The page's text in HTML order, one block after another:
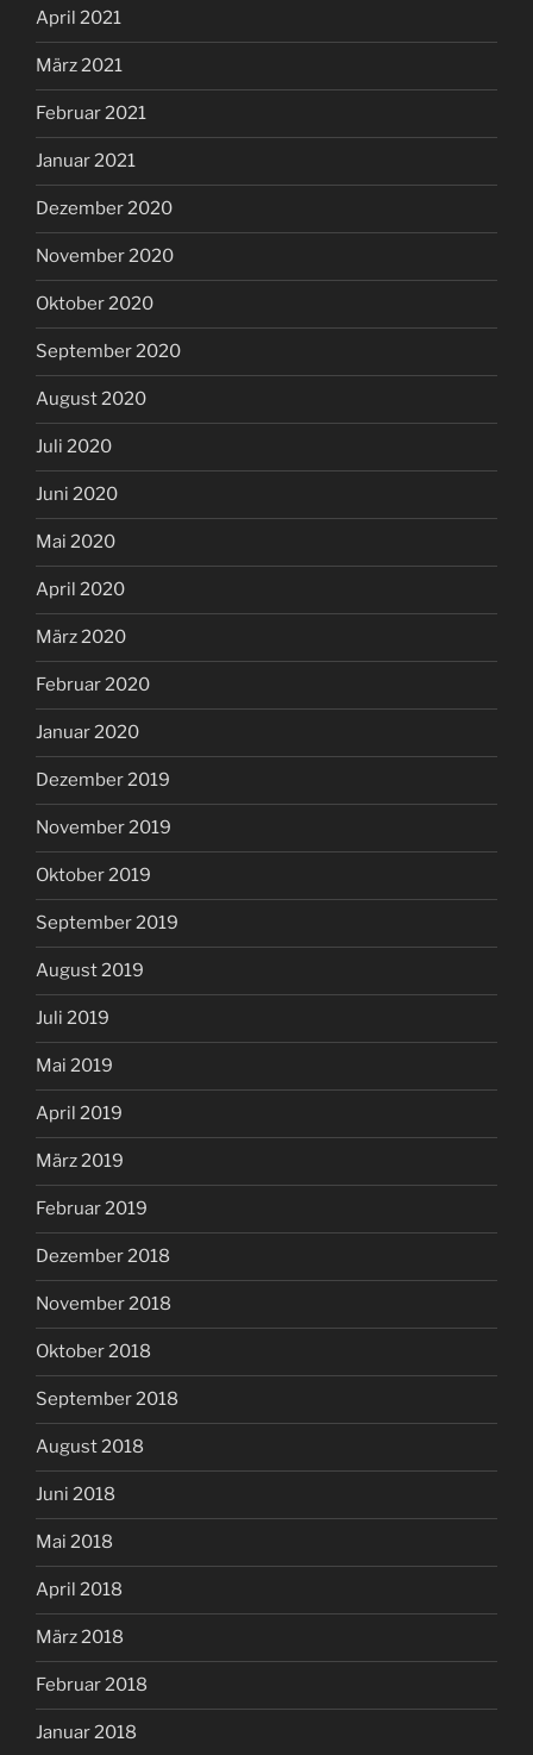
April 2021
März 2021
Februar 2021
Januar 2021
Dezember 2020
November 2020
Oktober 2020
September 2020
August 2020
Juli 2020
Juni 2020
Mai 2020
April 2020
März 2020
Februar 2020
Januar 2020
Dezember 2019
November 2019
Oktober 2019
September 2019
August 2019
Juli 2019
Mai 2019
April 2019
März 2019
Februar 2019
Dezember 2018
November 2018
Oktober 2018
September 2018
August 2018
Juni 2018
Mai 2018
April 2018
März 2018
Februar 2018
Januar 2018